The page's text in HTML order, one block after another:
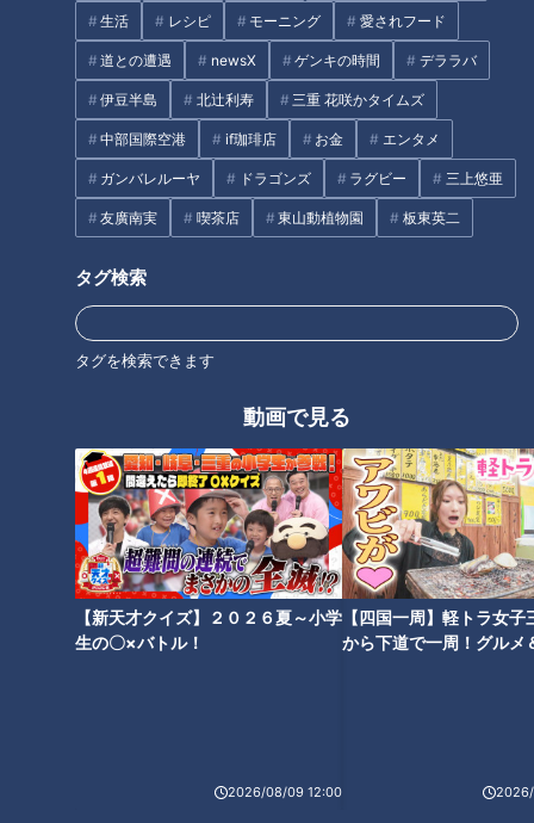
生活 レシピ モーニング 愛されフード
道との遭遇 newsX ゲンキの時間 デララバ
伊豆半島 北辻利寿 三重 花咲かタイムズ
中部国際空港 if珈琲店 お金 エンタメ
ガンバレルーヤ ドラゴンズ ラグビー 三上悠亜
友廣南実 喫茶店 東山動植物園 板東英二
タグ検索
タグを検索できます
動画で見る
【新天才クイズ】２０２６夏～小学
生の〇×バトル！
2026/08/09 12:00
【四国一周】軽トラ女子
から下道で一周！グルメ
🎤「CBCアナウンサー」公式サイト
https://hicbc.com/announcer/
🎤「CBCアナウンサー」公式X(旧Twitter)
https://twitter.com/cbc_announcer
🎤「CBCアナウンサー」公式Instagram
https://www.instagram.com/cbc.announcer/
CBCテレビLINE公式アカウント
https://lin.ee/25iffnNj
------------------------------------------------------------
-----------
この動画はCBCアナウンサーが、番組を離れて自由な立場で
はありません。但し、動画はCBCテレビ番組基準に準拠して
制作しています。
https://hicbc.com/tv/corporation/banshin/kijun.htm
この記事の画像を見る
この記事を見たあなたへのおすすめ